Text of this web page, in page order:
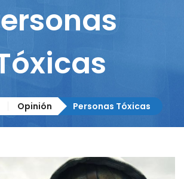
Opinión Personas Tóxicas